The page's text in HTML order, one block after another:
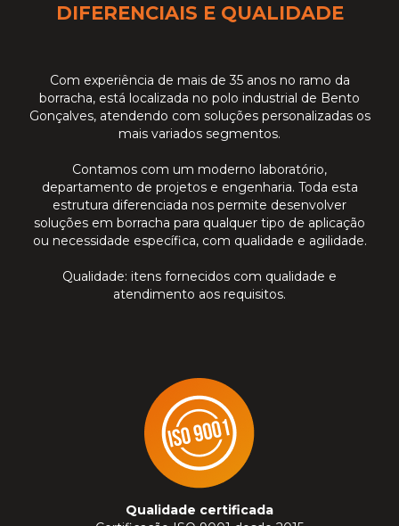
DIFERENCIAIS E QUALIDADE
Com experiência de mais de 35 anos no ramo da
borracha, está localizada no polo industrial de Bento
Gonçalves, atendendo com soluções personalizadas os
mais variados segmentos.
Contamos com um moderno laboratório,
departamento de projetos e engenharia. Toda esta
estrutura diferenciada nos permite desenvolver
soluções em borracha para qualquer tipo de aplicação
ou necessidade específica, com qualidade e agilidade.
Qualidade: itens fornecidos com qualidade e
atendimento aos requisitos.
Qualidade certificada